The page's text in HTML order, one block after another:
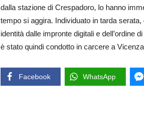
dalla stazione di Crespadoro, lo hanno
tempo si aggira. Individuato in tarda
identità dalle impronte digitali e dell’ordine
è stato quindi condotto in carcere a
Facebook WhatsApp